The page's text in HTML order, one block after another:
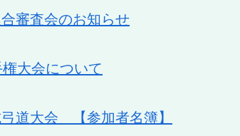
審査会のお知らせ
大会について
道大会 【参加者名簿】